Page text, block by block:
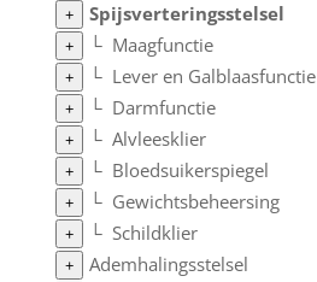
+ Spijsverteringsstelsel
+ └ Maagfunctie
+ └ Lever en Galblaasfunctie
+ └ Darmfunctie
+ └ Alvleesklier
+ └ Bloedsuikerspiegel
+ └ Gewichtsbeheersing
+ └ Schildklier
+ Ademhalingsstelsel